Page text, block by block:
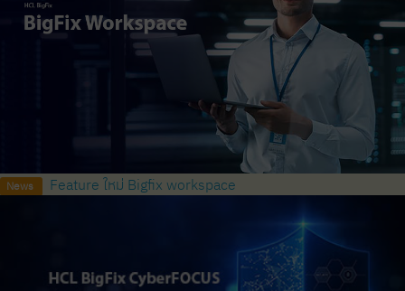
News Feature ใหม่ Bigfix workspace